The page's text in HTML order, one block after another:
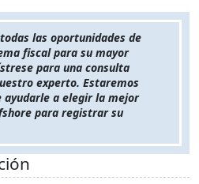
las oportunidades de
fiscal para su mayor
para una consulta
experto. Estaremos
ayudarle a elegir la mejor
para registrar su